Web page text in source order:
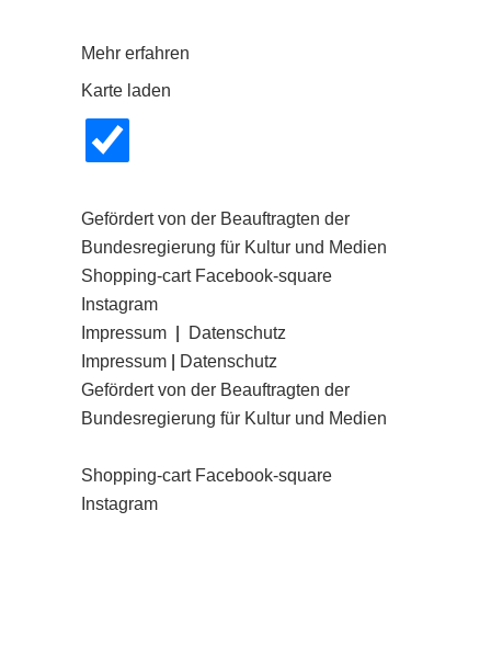
Mehr erfahren
Karte laden
Gefördert von der Beauftragten der
Bundesregierung für Kultur und Medien
Shopping-cart Facebook-square
Instagram
Impressum
Datenschutz
Impressum
Datenschutz
Gefördert von der Beauftragten der
Bundesregierung für Kultur und Medien
Shopping-cart Facebook-square
Instagram